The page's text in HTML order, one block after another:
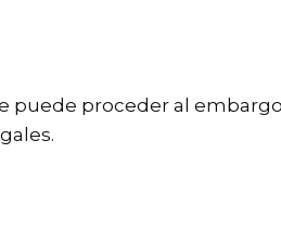
puede proceder al